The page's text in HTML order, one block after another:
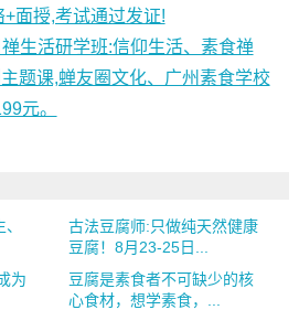
面授,考试通过发证!
生活研学班:信仰生活、素食禅
题课,蝉友圈文化、广州素食学校
元。
古法豆腐师:只做纯天然健康
豆腐！8月23-25日...
为
豆腐是素食者不可缺少的核
心食材，想学素食，...